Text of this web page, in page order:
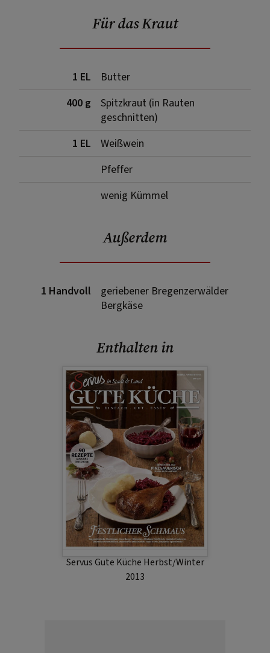
Für das Kraut
1 EL
Butter
400 g
Spitzkraut (in Rauten
geschnitten)
1 EL
Weißwein
Pfeffer
wenig Kümmel
Außerdem
1 Handvoll
geriebener Bregenzerwälder
Bergkäse
Enthalten in
Servus Gute Küche Herbst/Winter
2013